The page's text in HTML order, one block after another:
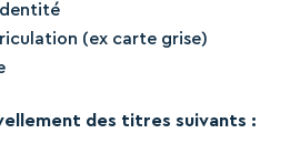
(ex carte grise)
des titres suivants :